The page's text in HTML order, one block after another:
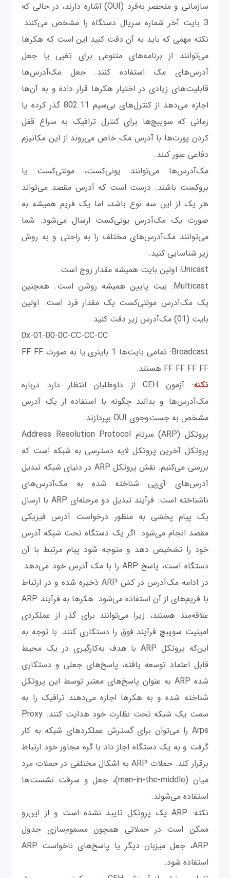
سازمانی و منحصر به‌فرد (OUI) اشاره دارند، در حالی که
3 بایت آخر شماره سریال دستگاه را مشخص می‌کنند.
نکته مهمی که باید به آن دقت کنید این است که هکرها
می‌توانند از برنامه‌های متنوعی برای تغیی یا جعل
آدرس‌های مک استفاده کنند. جعل مک‌آدرس‌ها
قابلیت‌های زیادی در اختیار هکرها قرار داده و به آن‌ها
اجازه می‌دهد از کنترل‌های بی‌سیم 802.11 گذر کرده یا
زمانی که سوییچ‌ها برای کنترل ترافیک به سراغ قفل
کردن پورت‌ها با آدرس مک خاص می‌روند از این مکانیزم
دفاعی عبور کنند.
مک‌آدرس‌ها می‌توانند یونی‌کست، مولتی‌کست یا
بروکست باشند. درست است که آدرس مقصد می‌تواند
هر یک از این سه نوع باشد، اما یک فریم همیشه به
صورت یک مک‌آدرس یونی‌کست ارسال می‌شود. شما
می‌توانند مک‌آدرس‌های مختلف را به راحتی و به روش
زیر شناسایی کنید.
Unicast: اولین بایت همیشه مقدار زوج است.
Multicast: بیت پایین همیشه روشن است. همچنین
یک مک‌آدرس مولتی‌کست یک مقدار فرد است. اولین
بایت (01) ‌مک‌آدرس زیر دقت کنید.
0x-01-00-0C-CC-CC-CC
Broadcast: تمامی بایت‌ها 1 باینری یا به صورت FF FF
FF FF FF FF هستند.
نکته
: آزمون CEH از داوطلبان انتظار دارد درباره
مک‌آدرس‌ها و بدانند چگونه با استفاده از یک آدرس
مشخص به جست‌وجوی OUI بپردازند.
پروتکل (ARP) سرنام Address Resolution Protocol
پروتکل آخرین پروتکل لایه دسترسی به شبکه است که
بررسی می‌کنیم. نقش پروتکل ARP در دنیای شبکه تبدیل
آدرس‌های آی‌پی شناخته شده به مک‌آدرس‌های
ناشناخته است. فرآیند تبدیل دو مرحله‌ای ARP با ارسال
یک پیام پخشی به منظور درخواست آدرس فیزیکی
مقصد انجام می‌شود. اگر یک دستگاه تحت شبکه آدرس
خود را تشخیص دهد و متوجه شود پیام مرتبط با آن
دستگاه است، پاسخ ARP را با مک آدرس خود می‌دهد.
در ادامه مک‌آدرس در کش ARP ذخیره شده و در ارتباط
با فریم‌های از آن استفاده می‌شود. هکرها به فرآیند ARP
علاقه‌مند هستند، زیرا می‌توانند برای گذر از عملکردی
امینیت سوییچ فرآیند فوق را دستکاری کنند. با توجه به
این‌که پروتکل ARP با هدف به‌کارگیری در یک محیط
قابل اعتماد توسعه یافته، پاسخ‌های جعلی و دستکاری
شده ARP به عنوان پاسخ‌های معتبر توسط این پروتکل
شناخته شده و به هکرها اجازه می‌دهند ترافیک را به
سمت یک شبکه تحت نظارت خود هدایت کنند. Proxy
Arps را می‌توان برای گسترش عملکردهای شبکه به کار
گرفت و به یک دستگاه اجاز داد با گره مجاور خود ارتباط
برقرار کند. حملات ARP به اشکال مختلفی در حملات مرد
میان (man-in-the-middle)، جعل و سرقت نشست‌ها
استفاده می‌شوند.
نکته‌: ARP یک پروتکل تایید نشده است و از این‌رو
ممکن است در حملاتی همچون مسموم‌سازی جدول
ARP، جعل میزبان دیگر یا پاسخ‌های ناخواست ARP
استفاده شود.